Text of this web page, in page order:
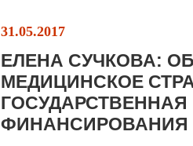
31.05.2017
ЕЛЕНА СУЧКОВА:
МЕДИЦИНСКОЕ